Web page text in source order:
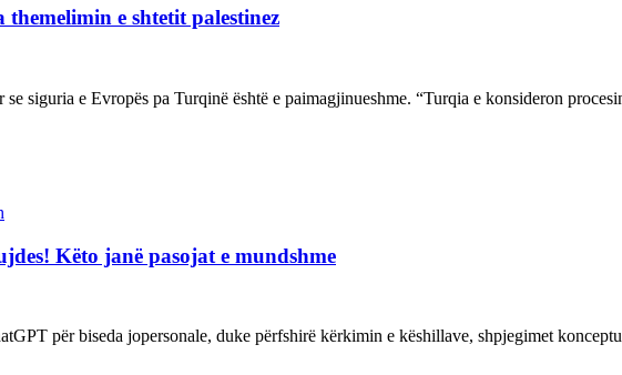
e shtetit palestinez
siguria e Evropës pa Turqinë është e paimagjinueshme. “Turqia e konsideron
Këto janë pasojat e mundshme
për biseda jopersonale, duke përfshirë kërkimin e këshillave, shpjegimet